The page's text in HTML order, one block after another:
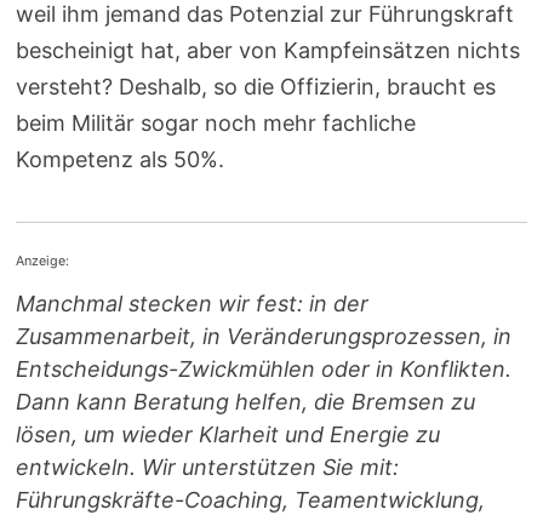
weil ihm jemand das Potenzial zur Führungskraft
bescheinigt hat, aber von Kampfeinsätzen nichts
versteht? Deshalb, so die Offizierin, braucht es
beim Militär sogar noch mehr fachliche
Kompetenz als 50%.
Anzeige:
Manchmal stecken wir fest: in der
Zusammenarbeit, in Veränderungsprozessen, in
Entscheidungs-Zwickmühlen oder in Konflikten.
Dann kann Beratung helfen, die Bremsen zu
lösen, um wieder Klarheit und Energie zu
entwickeln. Wir unterstützen Sie mit:
Führungskräfte-Coaching, Teamentwicklung,